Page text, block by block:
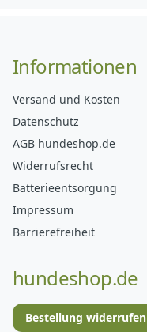
Informationen
Versand und Kosten
Datenschutz
AGB hundeshop.de
Widerrufsrecht
Batterieentsorgung
Impressum
Barrierefreiheit
hundeshop.de
Bestellung widerrufen